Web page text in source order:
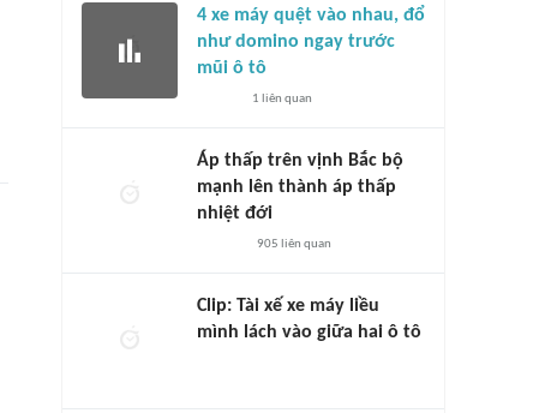
4 xe máy quệt vào nhau, đổ
như domino ngay trước
mũi ô tô
1 liên quan
Áp thấp trên vịnh Bắc bộ
mạnh lên thành áp thấp
nhiệt đới
905 liên quan
Clip: Tài xế xe máy liều
mình lách vào giữa hai ô tô